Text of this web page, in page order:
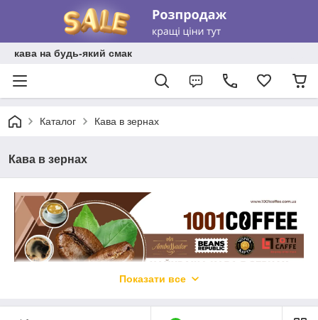
кава на будь-який смак
Каталог Кава в зернах
Кава в зернах
Показати все